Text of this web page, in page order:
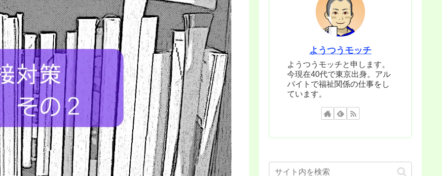
ようつうモッチ
ようつうモッチと申します。
今現在40代で東京出身。アル
バイトで福祉関係の仕事をし
ています。